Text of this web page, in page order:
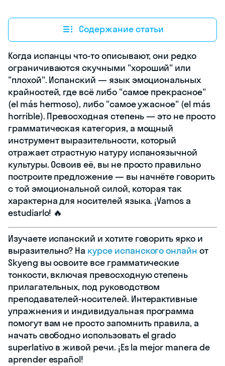
Содержание статьи
Когда испанцы что-то описывают, они редко
ограничиваются скучными "хороший" или
"плохой". Испанский — язык эмоциональных
крайностей, где всё либо "самое прекрасное"
(el más hermoso), либо "самое ужасное" (el más
horrible). Превосходная степень — это не просто
грамматическая категория, а мощный
инструмент выразительности, который
отражает страстную натуру испаноязычной
культуры. Освоив её, вы не просто правильно
построите предложение — вы начнёте говорить
с той эмоциональной силой, которая так
характерна для носителей языка. ¡Vamos a
estudiarlo! 🔥
Изучаете испанский и хотите говорить ярко и
выразительно? На курсе испанского онлайн от
Skyeng вы освоите все грамматические
тонкости, включая превосходную степень
прилагательных, под руководством
преподавателей-носителей. Интерактивные
упражнения и индивидуальная программа
помогут вам не просто запомнить правила, а
начать свободно использовать el grado
superlativo в живой речи. ¡Es la mejor manera de
aprender español!